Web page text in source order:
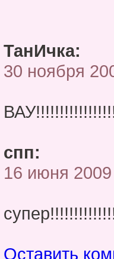
ТанИчка:
30 ноября
спп:
16 июня 2009
Оставить